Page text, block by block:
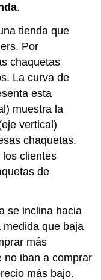
.
tienda que
Por
chaquetas
La curva de
esta
muestra la
vertical)
chaquetas.
los clientes
de
se inclina hacia
que baja
más
no iban a comprar
más bajo.